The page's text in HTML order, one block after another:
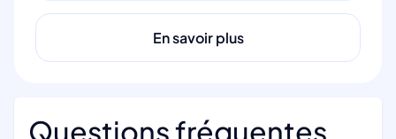
En savoir plus
Questions fréquentes